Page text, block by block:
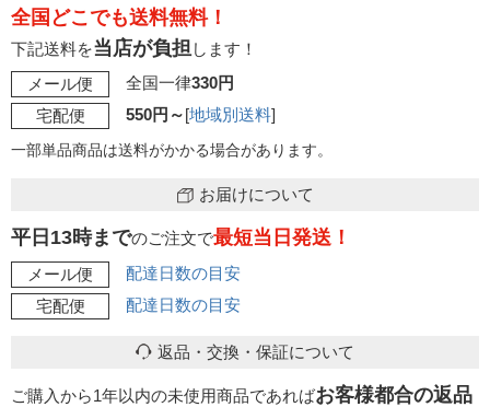
全国どこでも送料無料！
下記送料を当店が負担 します！
メール便
全国一律330円
宅配便
550円～[地域別送料]
一部単品商品は送料がかかる場合があります。
お届けについて
平日13時までのご注文で最短当日発送！
メール便
配達日数の目安
宅配便
配達日数の目安
返品・交換・保証について
ご購入から1年以内の未使用商品であればお客様都合の返品